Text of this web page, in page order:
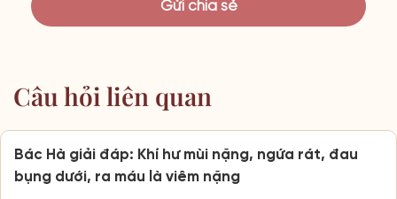
Câu hỏi liên quan
Bác Hà giải đáp: Khí hư mùi nặng, ngứa rát, đau
bụng dưới, ra máu là viêm nặng